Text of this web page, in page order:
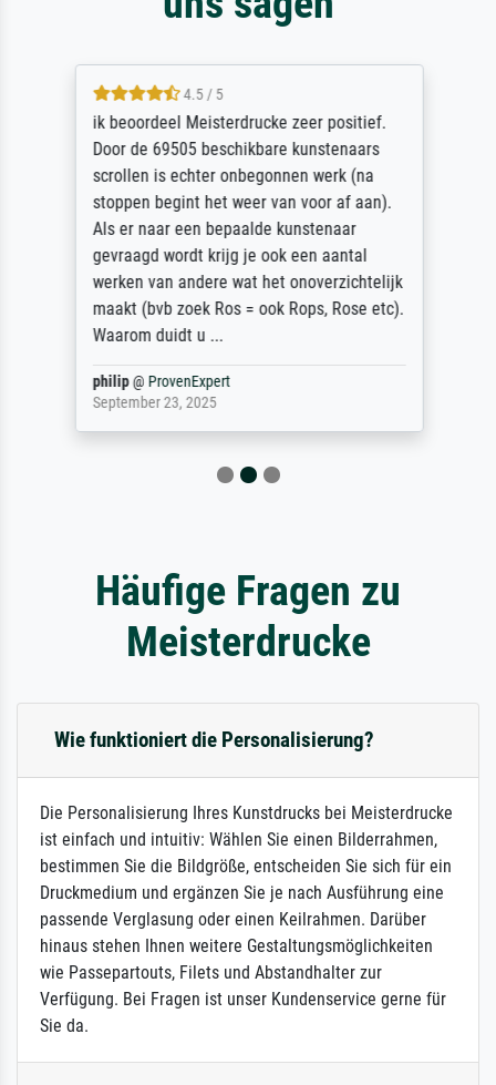
4.5 / 5
ik beoordeel Meisterdrucke zeer positief.
Door de 69505 beschikbare kunstenaars
scrollen is echter onbegonnen werk (na
stoppen begint het weer van voor af aan).
Als er naar een bepaalde kunstenaar
gevraagd wordt krijg je ook een aantal
werken van andere wat het onoverzichtelijk
maakt (bvb zoek Ros = ook Rops, Rose etc).
Waarom duidt u ...
philip@ ProvenExpert
September 23, 2025
Häufige Fragen zu
Meisterdrucke
Wie funktioniert die Personalisierung?
Die Personalisierung Ihres Kunstdrucks bei Meisterdrucke
ist einfach und intuitiv: Wählen Sie einen Bilderrahmen,
bestimmen Sie die Bildgröße, entscheiden Sie sich für ein
Druckmedium und ergänzen Sie je nach Ausführung eine
passende Verglasung oder einen Keilrahmen. Darüber
hinaus stehen Ihnen weitere Gestaltungsmöglichkeiten
wie Passepartouts, Filets und Abstandhalter zur
Verfügung. Bei Fragen ist unser Kundenservice gerne für
Sie da.